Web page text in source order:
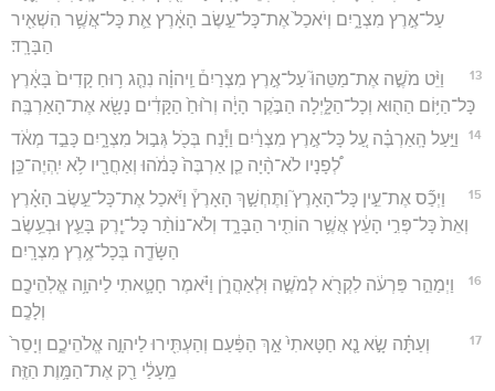
עַל־אֶ֣רֶץ מִצְרָ֑יִם וְיֹאכַל֙ אֶת־כָּל־עֵ֣שֶׂב הָאָ֔רֶץ אֵ֛ת כָּל־אֲשֶׁ֥ר הִשְׁאִ֖יר
הַבָּרָֽד׃
13
וַיֵּ֨ט מֹשֶׁ֣ה אֶת־מַטֵּהוּ֮ עַל־אֶ֣רֶץ מִצְרַיִם֒ וַֽיהוָ֗ה נִהַ֤ג ר֥וּחַ קָדִים֙ בָּאָ֔רֶץ
כָּל־הַיּ֥וֹם הַה֖וּא וְכָל־הַלָּ֑יְלָה הַבֹּ֣קֶר הָיָ֔ה וְר֙וּחַ֙ הַקָּדִ֔ים נָשָׂ֖א אֶת־הָאַרְבֶּֽה׃
14
וַיַּ֣עַל הָֽאַרְבֶּ֗ה עַ֚ל כָּל־אֶ֣רֶץ מִצְרַ֔יִם וַיָּ֕נַח בְּכֹ֖ל גְּב֣וּל מִצְרָ֑יִם כָּבֵ֣ד מְאֹ֔ד
לְ֠פָנָיו לֹא־הָ֨יָה כֵ֤ן אַרְבֶּה֙ כָּמֹ֔הוּ וְאַחֲרָ֖יו לֹ֥א יִֽהְיֶה־כֵּֽן׃
15
וַיְכַ֞ס אֶת־עֵ֣ין כָּל־הָאָרֶץ֮ וַתֶּחְשַׁ֣ךְ הָאָרֶץ֒ וַיֹּ֜אכַל אֶת־כָּל־עֵ֣שֶׂב הָאָ֗רֶץ
וְאֵת֙ כָּל־פְּרִ֣י הָעֵ֔ץ אֲשֶׁ֥ר הוֹתִ֖יר הַבָּרָ֑ד וְלֹא־נוֹתַ֨ר כָּל־יֶ֧רֶק בָּעֵ֛ץ וּבְעֵ֥שֶׂב
הַשָּׂדֶ֖ה בְּכָל־אֶ֥רֶץ מִצְרָֽיִם׃
16
וַיְמַהֵ֣ר פַּרְעֹ֔ה לִקְרֹ֖א לְמֹשֶׁ֣ה וּֽלְאַהֲרֹ֑ן וַיֹּ֗אמֶר חָטָ֛אתִי לַיהוָ֥ה אֱלֹֽהֵיכֶ֖ם
וְלָכֶֽם׃
17
וְעַתָּ֗ה שָׂ֣א נָ֤א חַטָּאתִי֙ אַ֣ךְ הַפַּ֔עַם וְהַעְתִּ֖ירוּ לַיהוָ֣ה אֱלֹהֵיכֶ֑ם וְיָסֵר֙
מֵֽעָלַ֔י רַ֖ק אֶת־הַמָּ֥וֶת הַזֶּֽה׃